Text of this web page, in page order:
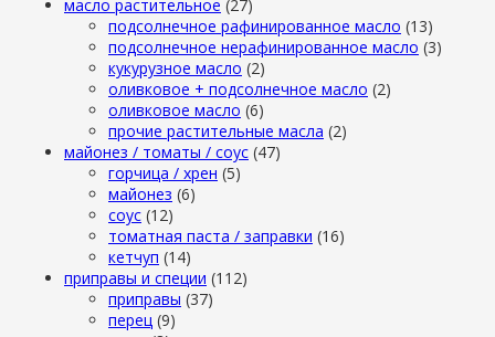
масло растительное (27)
подсолнечное рафинированное масло (13)
подсолнечное нерафинированное масло (3)
кукурузное масло (2)
оливковое + подсолнечное масло (2)
оливковое масло (6)
прочие растительные масла (2)
майонез / томаты / соус (47)
горчица / хрен (5)
майонез (6)
соус (12)
томатная паста / заправки (16)
кетчуп (14)
приправы и специи (112)
приправы (37)
перец (9)